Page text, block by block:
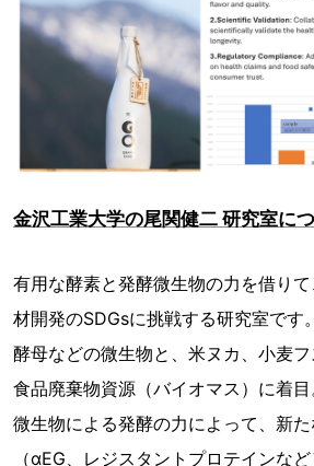
金沢工業大学の尾関健二 研究室に
有用な酵素と発酵微生物の力を借り
材開発のSDGsに挑戦する研究室です
酵母などの微生物と、米ヌカ、小麦
食品廃棄物資源（バイオマス）に着
微生物による発酵の力によって、新
（αEG、レジスタントプロテインな